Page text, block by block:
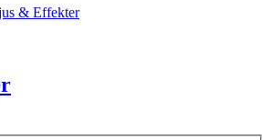
& Effekter